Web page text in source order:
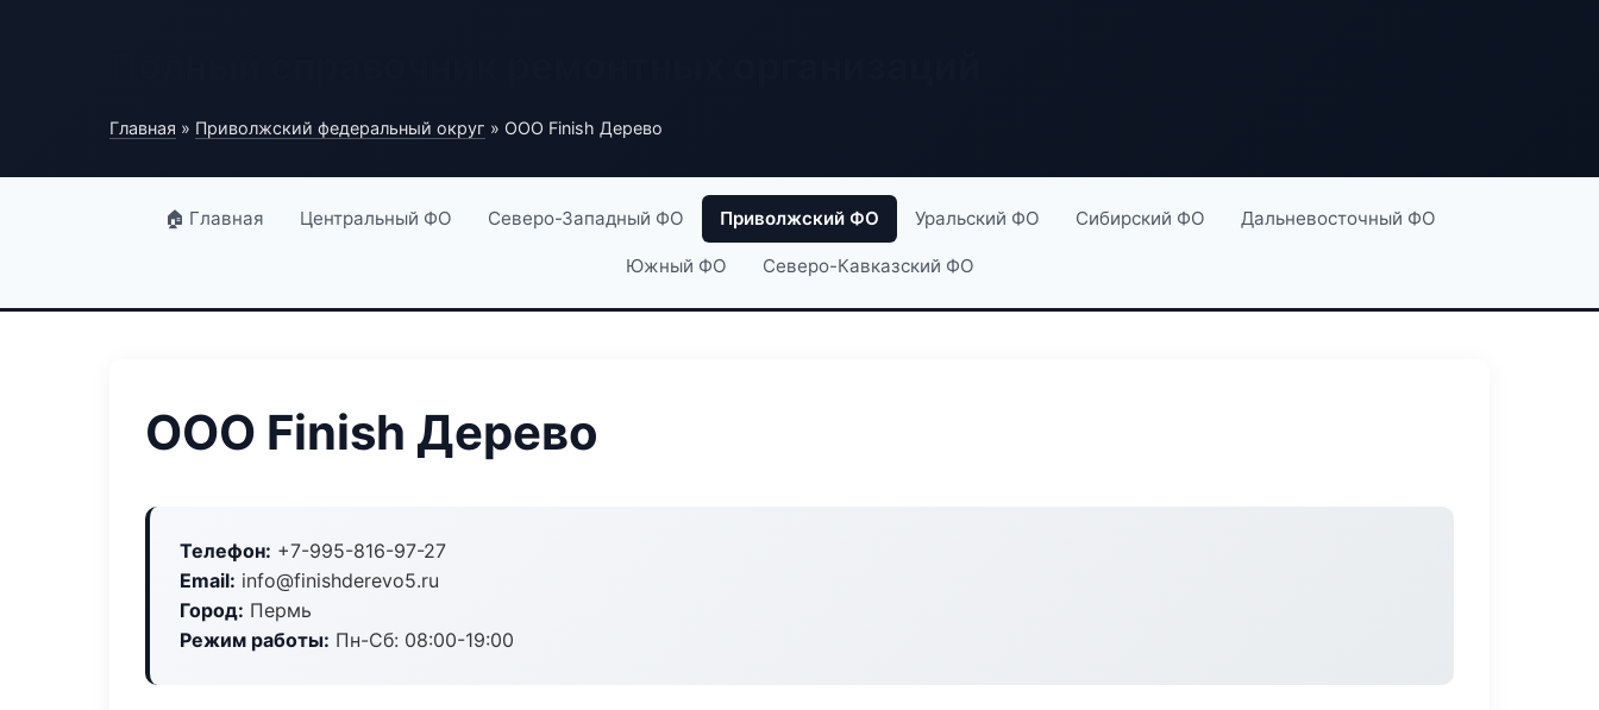
Главная » Приволжский федеральный округ » ООО Finish Дерево
🏠 Главная Центральный ФО Северо-Западный ФО Приволжский ФО Уральский ФО Сибирский ФО Дальневосточный ФО
Южный ФО Северо-Кавказский ФО
ООО Finish Дерево
Телефон: +7-995-816-97-27
Email: info@finishderevo5.ru
Город: Пермь
Режим работы: Пн-Сб: 08:00-19:00